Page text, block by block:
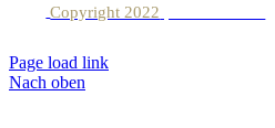
Copyright 2022
Page load link
Nach oben